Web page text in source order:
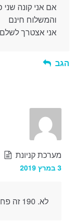
אם אני קונה שני
והמשלוח חינם
אני אצטרך
הגב
מערכת קניונת
3 במרץ 2019
לא. 190 זה פחות מהרף של מס הקניה.